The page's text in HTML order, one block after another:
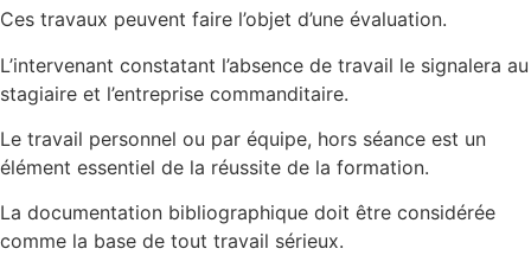
Ces travaux peuvent faire l’objet d’une évaluation.
L’intervenant constatant l’absence de travail le signalera au
stagiaire et l’entreprise commanditaire.
Le travail personnel ou par équipe, hors séance est un
élément essentiel de la réussite de la formation.
La documentation bibliographique doit être considérée
comme la base de tout travail sérieux.